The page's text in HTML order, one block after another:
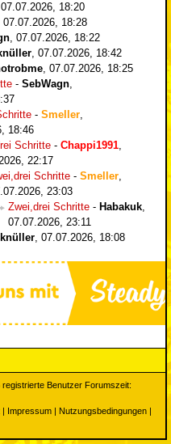
07.07.2026, 18:20
07.07.2026, 18:28
, 07.07.2026, 18:22
, 07.07.2026, 18:42
, 07.07.2026, 18:25
- SebWagn,
- Smeller,
18:46
Schritte - Chappi1991,
22:17
Schritte - Smeller,
23:03
Zwei,drei Schritte - Habakuk,
07.07.2026, 23:11
, 07.07.2026, 18:08
Benutzer Forumszeit:
| Impressum | Nutzungsbedingungen |